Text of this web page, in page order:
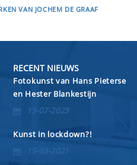
VAN JOCHEM DE GRAAF
RECENT NIEUWS
Fotokunst van Hans Pieterse
en Hester Blankestijn
15-07-2023
Kunst in lockdown?!
15-03-2021